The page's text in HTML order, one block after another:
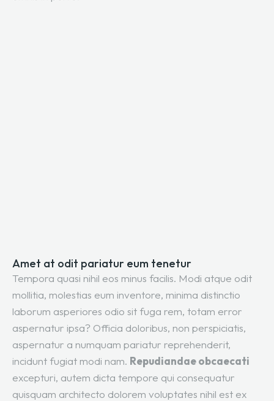
Amet at odit pariatur eum tenetur
Tempora quasi nihil eos minus facilis. Modi atque odit
mollitia, molestias eum inventore, minima distinctio
laborum asperiores odio sit fuga rem, totam error
aspernatur ipsa? Officia doloribus, non perspiciatis,
aspernatur a numquam pariatur reprehenderit,
incidunt fugiat modi nam. Repudiandae obcaecati
excepturi, autem dicta tempore qui consequatur
quisquam architecto dolorem voluptates nihil est ex